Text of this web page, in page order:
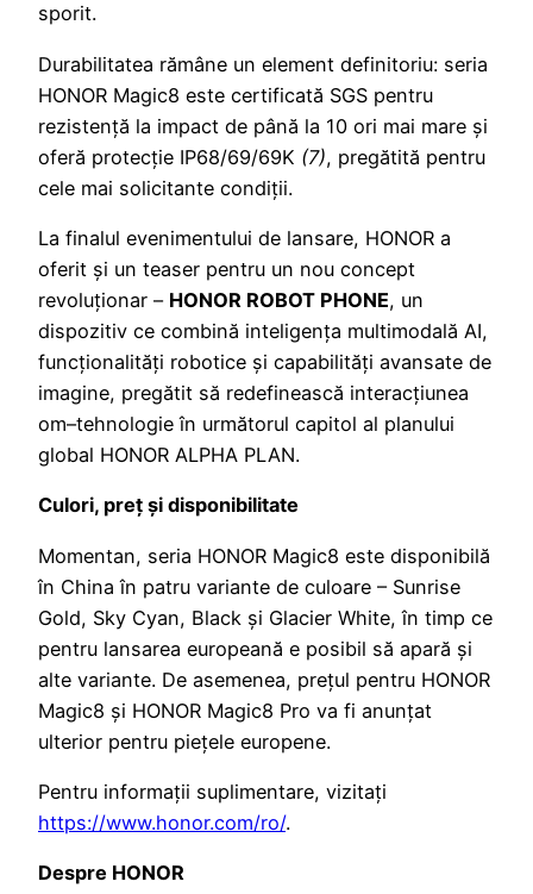
sporit.
Durabilitatea rămâne un element definitoriu: seria
HONOR Magic8 este certificată SGS pentru
rezistență la impact de până la 10 ori mai mare și
oferă protecție IP68/69/69K (7), pregătită pentru
cele mai solicitante condiții.
La finalul evenimentului de lansare, HONOR a
oferit și un teaser pentru un nou concept
revoluționar – HONOR ROBOT PHONE, un
dispozitiv ce combină inteligența multimodală AI,
funcționalități robotice și capabilități avansate de
imagine, pregătit să redefinească interacțiunea
om–tehnologie în următorul capitol al planului
global HONOR ALPHA PLAN.
Culori, preț și disponibilitate
Momentan, seria HONOR Magic8 este disponibilă
în China în patru variante de culoare – Sunrise
Gold, Sky Cyan, Black și Glacier White, în timp ce
pentru lansarea europeană e posibil să apară și
alte variante. De asemenea, prețul pentru HONOR
Magic8 și HONOR Magic8 Pro va fi anunțat
ulterior pentru piețele europene.
Pentru informații suplimentare, vizitați
https://www.honor.com/ro/.
Despre HONOR